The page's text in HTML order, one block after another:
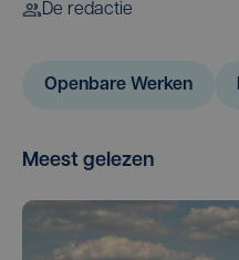
De redactie
Openbare Werken
Meest gelezen